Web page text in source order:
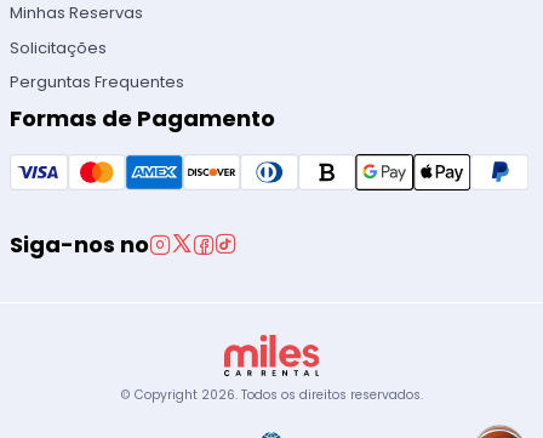
Minhas Reservas
Solicitações
Perguntas Frequentes
Formas de Pagamento
Siga-nos no
© Copyright 2026. Todos os direitos reservados.